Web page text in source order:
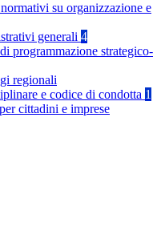
su organizzazione e
generali 4
programmazione strategico-
regionali
e codice di condotta 1
cittadini e imprese